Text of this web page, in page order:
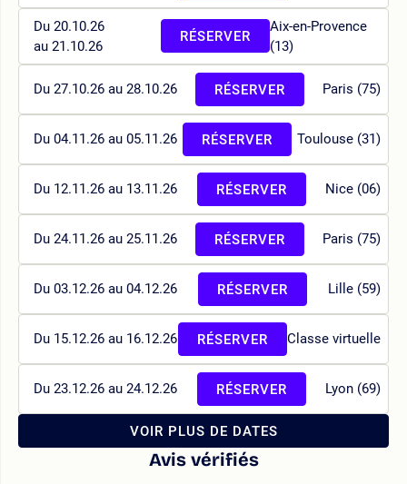
Du 20.10.26
au 21.10.26
Aix-en-Provence
(13)
RÉSERVER
Du 27.10.26 au 28.10.26 Paris (75)
RÉSERVER
Du 04.11.26 au 05.11.26 Toulouse (31)
RÉSERVER
Du 12.11.26 au 13.11.26 Nice (06)
RÉSERVER
Du 24.11.26 au 25.11.26 Paris (75)
RÉSERVER
Du 03.12.26 au 04.12.26 Lille (59)
RÉSERVER
Du 15.12.26 au 16.12.26 Classe virtuelle
RÉSERVER
Du 23.12.26 au 24.12.26 Lyon (69)
RÉSERVER
VOIR PLUS DE DATES
Avis vérifiés